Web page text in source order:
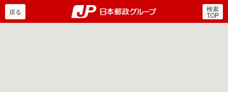
郵便局・日本郵政グルー
戻る 検索
TOP